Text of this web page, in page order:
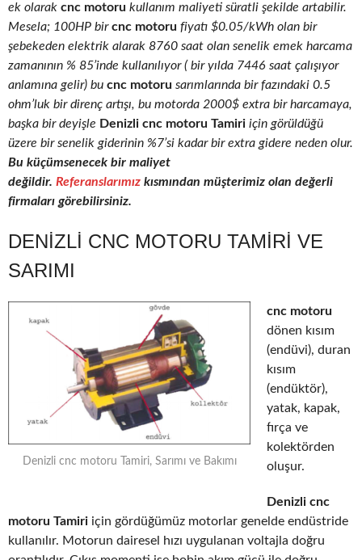
ek olarak cnc motoru kullanım maliyeti süratli şekilde artabilir.
Mesela; 100HP bircnc motoru fiyatı $0.05/kWh olan bir
şebekeden elektrik alarak 8760 saat olan senelik emek harcama
zamanının % 85’inde kullanılıyor ( bir yılda 7446 saat çalışıyor
anlamına gelir) bu cnc motoru sarımlarında bir fazındaki 0.5
ohm’luk bir direnç artışı, bu motorda 2000$ extra bir harcamaya,
başka bir deyişle Denizli cnc motoru Tamiri için görüldüğü
üzere bir senelik giderinin %7’si kadar bir extra gidere neden olur.
Bu küçümsenecek bir maliyet
değildir. Referanslarımız kısmından müşterimiz olan değerli
firmaları görebilirsiniz.
DENIZLI CNC MOTORU TAMIRI VE
SARIMI
Denizli cnc motoru Tamiri, Sarımı ve Bakımı
cnc motoru
dönen kısım
(endüvi), duran
kısım
(endüktör),
yatak, kapak,
fırça ve
kolektörden
oluşur.
Denizli cnc
motoru Tamiri için gördüğümüz motorlar genelde endüstride
kullanılır. Motorun dairesel hızı uygulanan voltajla doğru